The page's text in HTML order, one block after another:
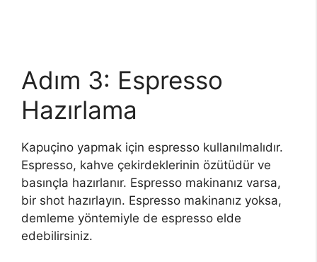
Adım 3: Espresso
Hazırlama
Kapuçino yapmak için espresso kullanılmalıdır.
Espresso, kahve çekirdeklerinin özütüdür ve
basınçla hazırlanır. Espresso makinanız varsa,
bir shot hazırlayın. Espresso makinanız yoksa,
demleme yöntemiyle de espresso elde
edebilirsiniz.